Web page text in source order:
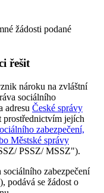
žádosti podané
řešit
nároku na zvláštní
sociálního
adresu České správy
prostřednictvím jejích
zabezpečení,
Městské správy
PSSZ/ MSSZ").
zabezpečení
podává se žádost o